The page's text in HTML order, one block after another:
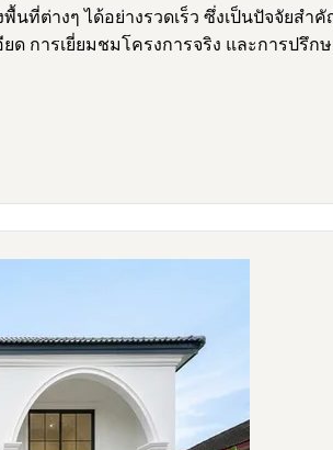
นที่ต่างๆ ได้อย่างรวดเร็ว ซึ่งเป็นปัจจัย
ด การเยี่ยมชมโครงการจริง และการป